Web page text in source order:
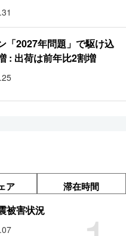
「2027年問題」で駆け込
: 出荷は前年比2割増
ア 滞在時間
被害状況